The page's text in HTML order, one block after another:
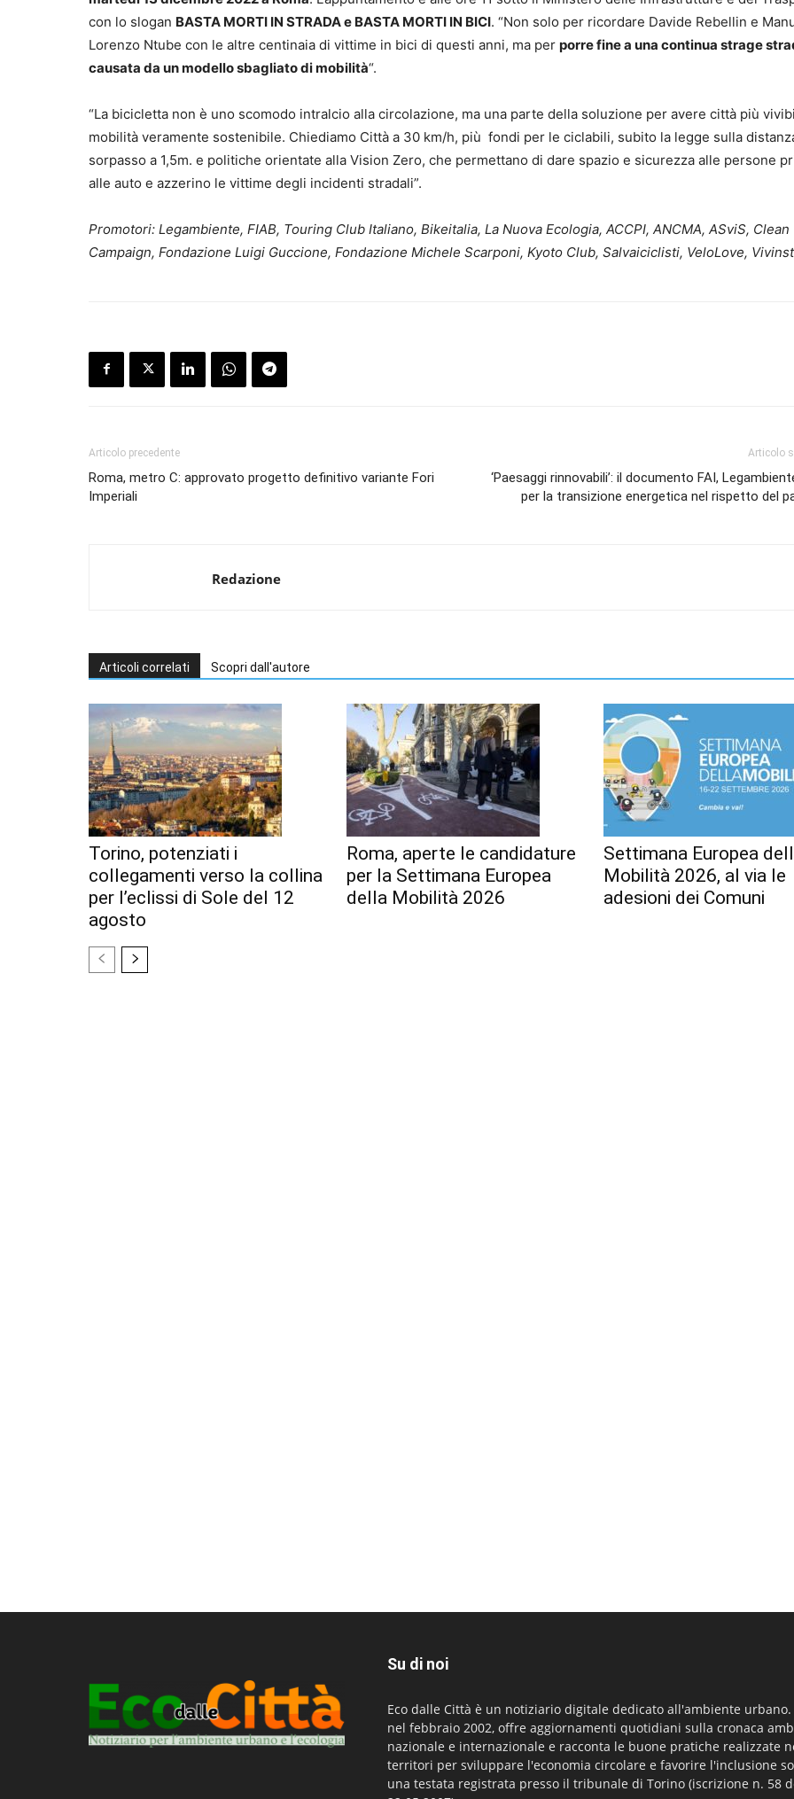
con lo slogan BASTA MORTI IN STRADA e BASTA MORTI IN BICI. “Non solo per ricordare Davide Rebellin e
Lorenzo Ntube con le altre centinaia di vittime in bici di questi anni, ma per porre fine a una continua strage
causata da un modello sbagliato di mobilità“.
“La bicicletta non è uno scomodo intralcio alla circolazione, ma una parte della soluzione per avere città più
mobilità veramente sostenibile. Chiediamo Città a 30 km/h, più fondi per le ciclabili, subito la legge sulla
sorpasso a 1,5m. e politiche orientate alla Vision Zero, che permettano di dare spazio e sicurezza alle persone
alle auto e azzerino le vittime degli incidenti stradali”.
Promotori: Legambiente, FIAB, Touring Club Italiano, Bikeitalia, La Nuova Ecologia, ACCPI, ANCMA, ASviS,
Campaign, Fondazione Luigi Guccione, Fondazione Michele Scarponi, Kyoto Club, Salvaiciclisti, VeloLove,
Articolo precedente
Roma, metro C: approvato progetto definitivo variante Fori
Imperiali
Articolo
‘Paesaggi rinnovabili’: il documento FAI,
per la transizione energetica nel rispetto del
Redazione
Articoli correlati Scopri dall'autore
Torino, potenziati i
collegamenti verso la collina
per l’eclissi di Sole del 12
agosto
Roma, aperte le candidature
per la Settimana Europea
della Mobilità 2026
Settimana Europea
Mobilità 2026, al via le
adesioni dei Comuni
Su di noi
Eco dalle Città è un notiziario digitale dedicato all'ambiente
nel febbraio 2002, offre aggiornamenti quotidiani sulla cronaca
nazionale e internazionale e racconta le buone pratiche realizzate
territori per sviluppare l'economia circolare e favorire l'inclusione
una testata registrata presso il tribunale di Torino (iscrizione n. 58